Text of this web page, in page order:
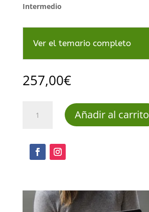
Intermedio
Ver el temario completo
257,00€
2013
cantidad
Añadir al carrito